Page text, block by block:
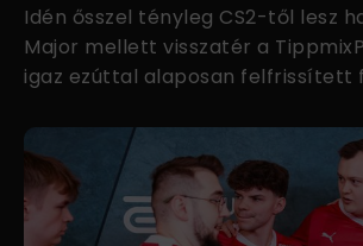
Idén ősszel tényleg CS2-től lesz
Major mellett visszatér a
igaz ezúttal alaposan felfrissített